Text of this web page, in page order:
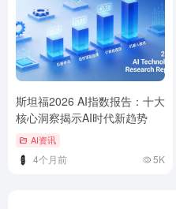
斯坦福2026 AI指数报告：十大
核心洞察揭示AI时代新趋势
AI资讯
4个月前 5K